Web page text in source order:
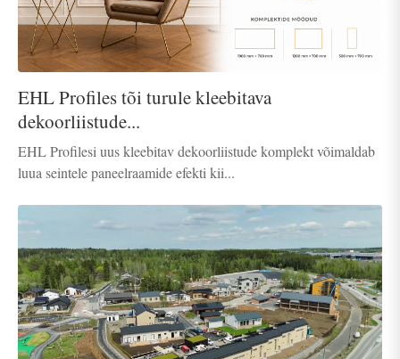
EHL Profiles tõi turule kleebitava
dekoorliistude...
EHL Profilesi uus kleebitav dekoorliistude komplekt võimaldab
luua seintele paneelraamide efekti kii...